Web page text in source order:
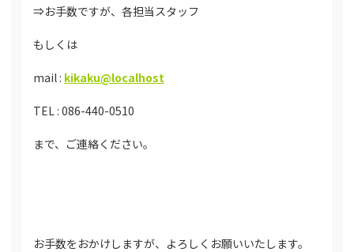
⇒お手数ですが、各担当スタッフ
もしくは
mail : kikaku@localhost
TEL : 086-440-0510
まで、ご連絡ください。
お手数をおかけしますが、よろしくお願いいたします。